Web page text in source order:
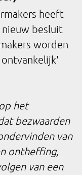
heeft
nieuw besluit
worden
het
bezwaarden
van
ontheffing,
van een